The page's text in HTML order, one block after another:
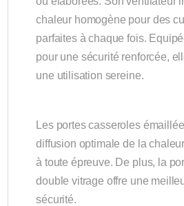
chaleur homogène pour des
parfaites à chaque fois.
pour une sécurité renforcée,
une utilisation sereine.
Les portes casseroles
diffusion optimale de la
à toute épreuve. De plus, la
double vitrage offre une
sécurité.